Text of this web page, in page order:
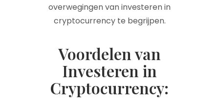
overwegingen van investeren in
cryptocurrency te begrijpen.
Voordelen van
Investeren in
Cryptocurrency: